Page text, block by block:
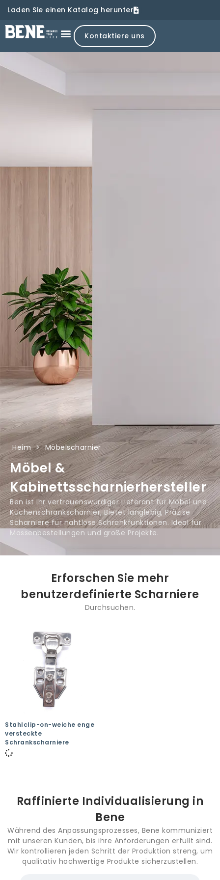
Laden Sie einen Katalog herunter
Kontaktiere uns
Heim > Möbelscharnier
Möbel &
Kabinettsscharnierhersteller
Ben ist Ihr vertrauenswürdiger Lieferant für Möbel und
Küchenschrankscharnier, Bietet langlebig, Präzise
Scharniere für nahtlose Schrankfunktionen. Ideal für
Massenbestellungen und große Projekte.
Erforschen Sie mehr
benutzerdefinierte Scharniere
Durchsuchen.
Stahlclip-on-weiche enge
versteckte
Schrankscharniere
Raffinierte Individualisierung in
Bene
Während des Anpassungsprozesses, Bene kommuniziert
mit unseren Kunden, bis ihre Anforderungen erfüllt sind.
Wir kontrollieren jeden Schritt der Produktion streng, um
qualitativ hochwertige Produkte sicherzustellen.